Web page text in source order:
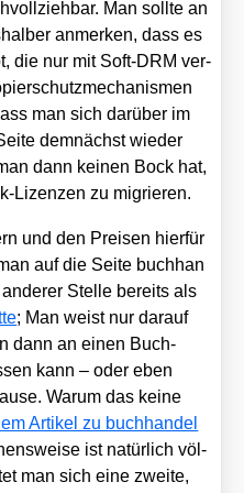
Man soll­te an
anmer­ken, dass es
die nur mit Soft-DRM ver­
man sich dar­über im
dem­nächst wie­der
dann kei­nen Bock hat,
Lizen­zen zu migrie­ren.
und den Prei­sen hier­für
auf die Sei­te buch​han​
Stel­le bereits als
; Man weist nur dar­auf
dann an einen Buch­
kann – oder eben
War­um das kei­ne
Arti­kel zu buch​han​del​
ist natür­lich völ­
man sich eine zwei­te,